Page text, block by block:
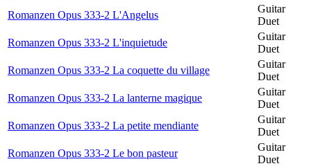
Romanzen Opus 333-2 L'Angelus
Guitar
Duet
Romanzen Opus 333-2 L'inquietude
Guitar
Duet
Romanzen Opus 333-2 La coquette du village
Guitar
Duet
Romanzen Opus 333-2 La lanterne magique
Guitar
Duet
Romanzen Opus 333-2 La petite mendiante
Guitar
Duet
Romanzen Opus 333-2 Le bon pasteur
Guitar
Duet